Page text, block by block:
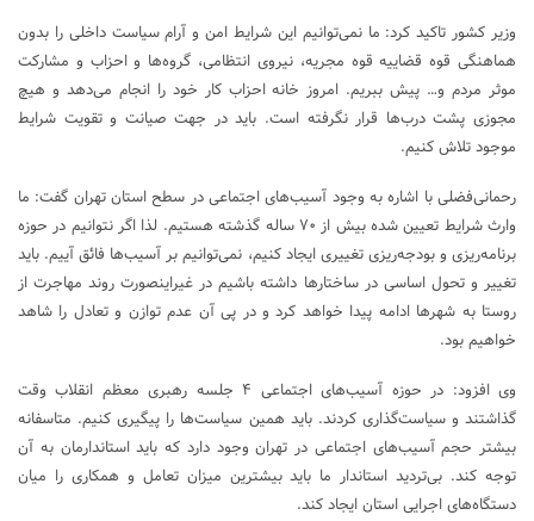
وزیر کشور تاکید کرد: ما نمی‌توانیم این شرایط امن و آرام سیاست داخلی را بدون
هماهنگی قوه قضاییه قوه مجریه، نیروی انتظامی، گروه‌ها و احزاب و مشارکت
موثر مردم و… پیش ببریم. امروز خانه احزاب کار خود را انجام می‌دهد و هیچ
مجوزی پشت درب‌ها قرار نگرفته است. باید در جهت صیانت و تقویت شرایط
موجود تلاش کنیم.
رحمانی‌فضلی با اشاره به وجود آسیب‌های اجتماعی در سطح استان تهران گفت: ما
وارث شرایط تعیین شده بیش از ۷۰ ساله گذشته هستیم. لذا اگر نتوانیم در حوزه
برنامه‌ریزی و بودجه‌ریزی تغییری ایجاد کنیم، نمی‌توانیم بر آسیب‌ها فائق آییم. باید
تغییر و تحول اساسی در ساختارها داشته باشیم در غیراینصورت روند مهاجرت از
روستا به شهرها ادامه پیدا خواهد کرد و در پی آن عدم توازن و تعادل را شاهد
خواهیم بود.
وی افزود: در حوزه آسیب‌های اجتماعی ۴ جلسه رهبری معظم انقلاب وقت
گذاشتند و سیاست‌گذاری کردند. باید همین سیاست‌ها را پیگیری کنیم. متاسفانه
بیشتر حجم آسیب‌های اجتماعی در تهران وجود دارد که باید استاندارمان به آن
توجه کند. بی‌تردید استاندار ما باید بیشترین میزان تعامل و همکاری را میان
دستگاه‌های اجرایی استان ایجاد کند.